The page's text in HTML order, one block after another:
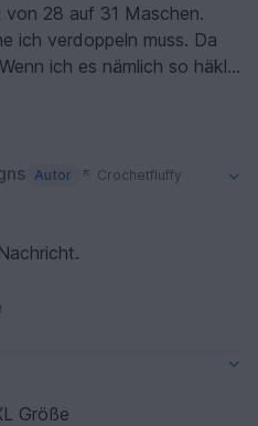
28 auf 31 Maschen.
ich verdoppeln muss. Da
ich es nämlich so häkle
drüber hinaus.
Autor
Crochetfluffy
Ein zuckersüßer Hase in XXL Größe